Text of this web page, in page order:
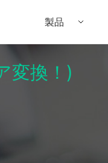
製品
モーラ）
変換！)